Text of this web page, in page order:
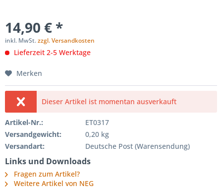
14,90 € *
inkl. MwSt.zzgl. Versandkosten
Lieferzeit 2-5 Werktage
Merken
Dieser Artikel ist momentan ausverkauft
Artikel-Nr.:
ET0317
Versandgewicht:
0,20 kg
Versandart:
Deutsche Post (Warensendung)
Links und Downloads
Fragen zum Artikel?
Weitere Artikel von NEG